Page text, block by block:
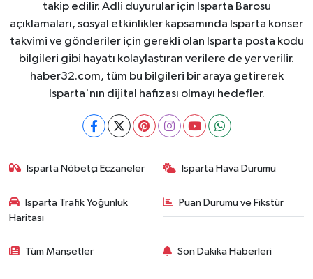
takip edilir. Adli duyurular için Isparta Barosu
açıklamaları, sosyal etkinlikler kapsamında Isparta konser
takvimi ve gönderiler için gerekli olan Isparta posta kodu
bilgileri gibi hayatı kolaylaştıran verilere de yer verilir.
haber32.com, tüm bu bilgileri bir araya getirerek
Isparta'nın dijital hafızası olmayı hedefler.
Isparta Nöbetçi Eczaneler Isparta Hava Durumu
Isparta Trafik Yoğunluk
Haritası
Puan Durumu ve Fikstür
Tüm Manşetler Son Dakika Haberleri